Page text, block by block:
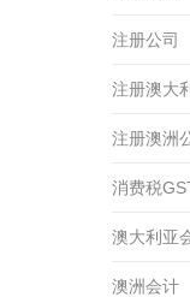
注册公司
注册澳大
注册澳洲
消费税
澳大利亚
澳洲会计